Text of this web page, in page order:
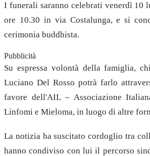
I funerali saranno celebrati venerdì 10
ore 10.30 in via Costalunga, e si
cerimonia buddhista.
Pubblicità
Su espressa volontà della famiglia,
Luciano Del Rosso potrà farlo
favore dell'AIL – Associazione
Linfomi e Mieloma, in luogo di altre
La notizia ha suscitato cordoglio tra
hanno condiviso con lui il percorso